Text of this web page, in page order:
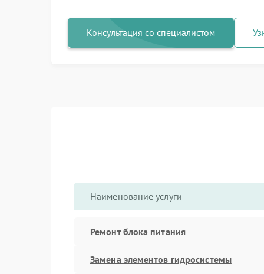
Консультация со специалистом
Наименование услуги
Ремонт блока питания
Замена элементов гидросистемы